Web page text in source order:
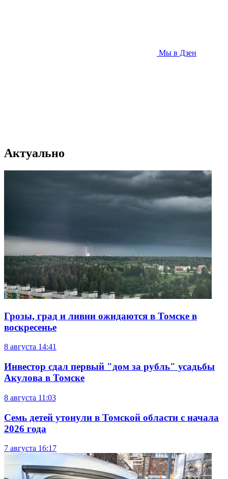
Мы в Дзен
Актуально
Грозы, град и ливни ожидаются в Томске в
воскресенье
8 августа 14:41
Инвестор сдал первый "дом за рубль" усадьбы
Акулова в Томске
8 августа 11:03
Семь детей утонули в Томской области с начала
2026 года
7 августа 16:17